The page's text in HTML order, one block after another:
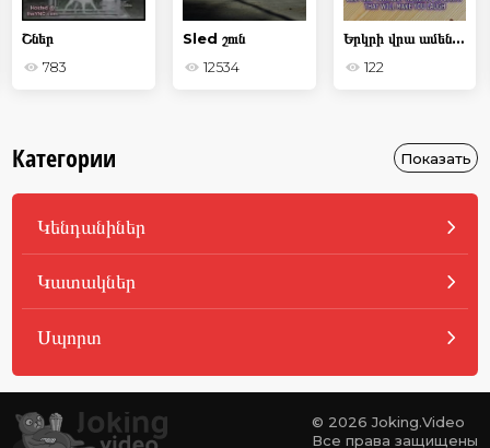
Շներ
783
Sled շուն
12534
Երկրի վրա ամենահիասքանչ եւ զվարճալի պահերը
122
Категории Показать
Կենդանիներ
Կատակներ
Սպորտ
© 2026 Joking.Video
Все права защищены